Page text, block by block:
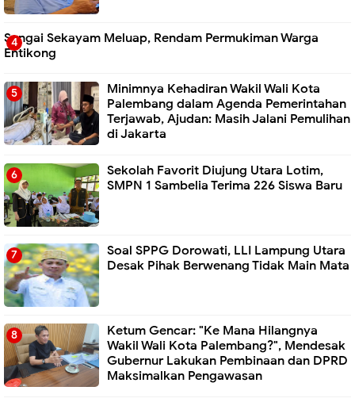
Sungai Sekayam Meluap, Rendam Permukiman Warga
Entikong
Minimnya Kehadiran Wakil Wali Kota
Palembang dalam Agenda Pemerintahan
Terjawab, Ajudan: Masih Jalani Pemulihan
di Jakarta
Sekolah Favorit Diujung Utara Lotim,
SMPN 1 Sambelia Terima 226 Siswa Baru ‎
Soal SPPG Dorowati, LLI Lampung Utara
Desak Pihak Berwenang Tidak Main Mata
Ketum Gencar: "Ke Mana Hilangnya
Wakil Wali Kota Palembang?", Mendesak
Gubernur Lakukan Pembinaan dan DPRD
Maksimalkan Pengawasan